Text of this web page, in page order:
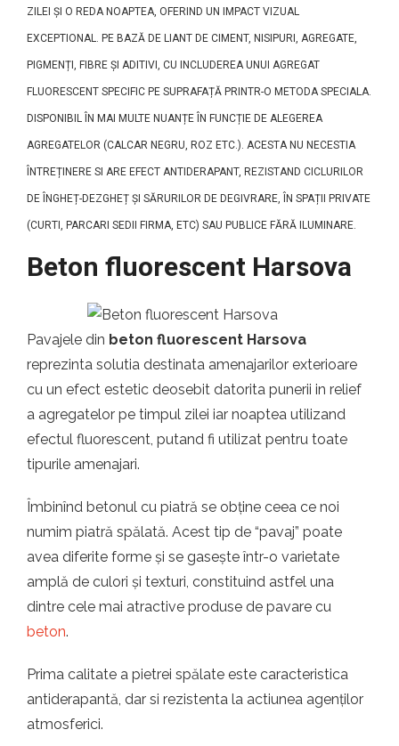
ZILEI ȘI O REDA NOAPTEA, OFERIND UN IMPACT VIZUAL
EXCEPTIONAL. PE BAZĂ DE LIANT DE CIMENT, NISIPURI, AGREGATE,
PIGMENȚI, FIBRE ȘI ADITIVI, CU INCLUDEREA UNUI AGREGAT
FLUORESCENT SPECIFIC PE SUPRAFAȚĂ PRINTR-O METODA SPECIALA.
DISPONIBIL ÎN MAI MULTE NUANȚE ÎN FUNCȚIE DE ALEGEREA
AGREGATELOR (CALCAR NEGRU, ROZ ETC.). ACESTA NU NECESTIA
ÎNTREȚINERE SI ARE EFECT ANTIDERAPANT, REZISTAND CICLURILOR
DE ÎNGHEȚ-DEZGHEȚ ȘI SĂRURILOR DE DEGIVRARE, ÎN SPAȚII PRIVATE
(CURTI, PARCARI SEDII FIRMA, ETC) SAU PUBLICE FĂRĂ ILUMINARE.
Beton fluorescent Harsova
Pavajele din beton fluorescent Harsova
reprezinta solutia destinata amenajarilor exterioare
cu un efect estetic deosebit datorita punerii in relief
a agregatelor pe timpul zilei iar noaptea utilizand
efectul fluorescent, putand fi utilizat pentru toate
tipurile amenajari.
Îmbinînd betonul cu piatră se obține ceea ce noi
numim piatră spălată. Acest tip de “pavaj” poate
avea diferite forme și se gasește într-o varietate
amplă de culori și texturi, constituind astfel una
dintre cele mai atractive produse de pavare cu
beton.
Prima calitate a pietrei spălate este caracteristica
antiderapantă, dar si rezistenta la actiunea agenților
atmosferici.